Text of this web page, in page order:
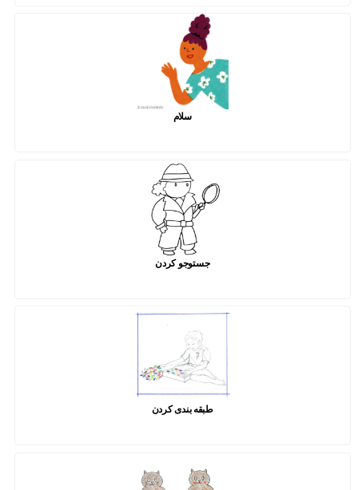
سلام
جستوجو کردن
طبقه بندی کردن